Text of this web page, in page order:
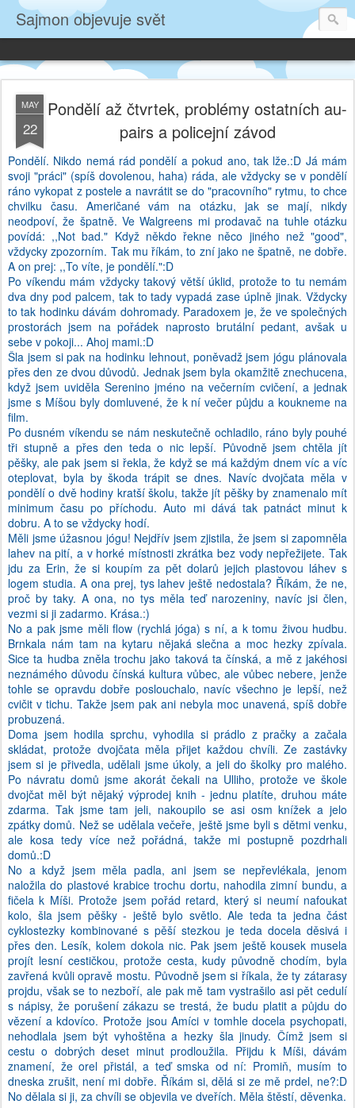
Sajmon objevuje svět
MAY
22
Pondělí až čtvrtek, problémy ostatních au-
pairs a policejní závod
Pondělí. Nikdo nemá rád pondělí a pokud ano, tak lže.:D Já mám
svoji "práci" (spíš dovolenou, haha) ráda, ale vždycky se v pondělí
ráno vykopat z postele a navrátit se do "pracovního" rytmu, to chce
chvilku času. Američané vám na otázku, jak se mají, nikdy
neodpoví, že špatně. Ve Walgreens mi prodavač na tuhle otázku
povídá: ,,Not bad." Když někdo řekne něco jiného než "good",
vždycky zpozorním. Tak mu říkám, to zní jako ne špatně, ne dobře.
A on prej: ,,To víte, je pondělí.":D
Po víkendu mám vždycky takový větší úklid, protože to tu nemám
dva dny pod palcem, tak to tady vypadá zase úplně jinak. Vždycky
to tak hodinku dávám dohromady. Paradoxem je, že ve společných
prostorách jsem na pořádek naprosto brutální pedant, avšak u
sebe v pokoji... Ahoj mami.:D
Šla jsem si pak na hodinku lehnout, poněvadž jsem jógu plánovala
přes den ze dvou důvodů. Jednak jsem byla okamžitě znechucena,
když jsem uviděla Serenino jméno na večerním cvičení, a jednak
jsme s Míšou byly domluvené, že k ní večer půjdu a koukneme na
film.
Po dusném víkendu se nám neskutečně ochladilo, ráno byly pouhé
tři stupně a přes den teda o nic lepší. Původně jsem chtěla jít
pěšky, ale pak jsem si řekla, že když se má každým dnem víc a víc
oteplovat, byla by škoda trápit se dnes. Navíc dvojčata měla v
pondělí o dvě hodiny kratší školu, takže jít pěšky by znamenalo mít
minimum času po příchodu. Auto mi dává tak patnáct minut k
dobru. A to se vždycky hodí.
Měli jsme úžasnou jógu! Nejdřív jsem zjistila, že jsem si zapomněla
lahev na pití, a v horké místnosti zkrátka bez vody nepřežijete. Tak
jdu za Erin, že si koupím za pět dolarů jejich plastovou láhev s
logem studia. A ona prej, tys lahev ještě nedostala? Říkám, že ne,
proč by taky. A ona, no tys měla teď narozeniny, navíc jsi člen,
vezmi si ji zadarmo. Krása.:)
No a pak jsme měli flow (rychlá jóga) s ní, a k tomu živou hudbu.
Brnkala nám tam na kytaru nějaká slečna a moc hezky zpívala.
Sice ta hudba zněla trochu jako taková ta čínská, a mě z jakéhosi
neznámého důvodu čínská kultura vůbec, ale vůbec nebere, jenže
tohle se opravdu dobře poslouchalo, navíc všechno je lepší, než
cvičit v tichu. Takže jsem pak ani nebyla moc unavená, spíš dobře
probuzená.
Doma jsem hodila sprchu, vyhodila si prádlo z pračky a začala
skládat, protože dvojčata měla přijet každou chvíli. Ze zastávky
jsem si je přivedla, udělali jsme úkoly, a jeli do školky pro malého.
Po návratu domů jsme akorát čekali na Ulliho, protože ve škole
dvojčat měl být nějaký výprodej knih - jednu platíte, druhou máte
zdarma. Tak jsme tam jeli, nakoupilo se asi osm knížek a jelo
zpátky domů. Než se udělala večeře, ještě jsme byli s dětmi venku,
ale kosa tedy více než pořádná, takže mi postupně pozdrhali
domů.:D
No a když jsem měla padla, ani jsem se nepřevlékala, jenom
naložila do plastové krabice trochu dortu, nahodila zimní bundu, a
fičela k Míši. Protože jsem pořád retard, který si neumí nafoukat
kolo, šla jsem pěšky - ještě bylo světlo. Ale teda ta jedna část
cyklostezky kombinované s pěší stezkou je teda docela děsivá i
přes den. Lesík, kolem dokola nic. Pak jsem ještě kousek musela
projít lesní cestičkou, protože cesta, kudy původně chodím, byla
zavřená kvůli opravě mostu. Původně jsem si říkala, že ty zátarasy
projdu, však se to nezboří, ale pak mě tam vystrašilo asi pět cedulí
s nápisy, že porušení zákazu se trestá, že budu platit a půjdu do
vězení a kdovíco. Protože jsou Amíci v tomhle docela psychopati,
nehodlala jsem být vyhoštěna a hezky šla jinudy. Čímž jsem si
cestu o dobrých deset minut prodloužila. Přijdu k Míši, dávám
znamení, že orel přistál, a teď smska od ní: Promiň, musím to
dneska zrušit, není mi dobře. Říkám si, dělá si ze mě prdel, ne?:D
No dělala si ji, za chvíli se objevila ve dveřích. Měla štěstí, děvenka.